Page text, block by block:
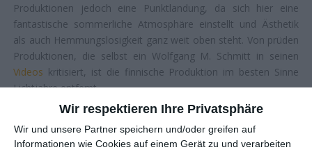
Wir respektieren Ihre Privatsphäre
Wir und unsere Partner speichern und/oder greifen auf
Informationen wie Cookies auf einem Gerät zu und verarbeiten
Produktionen jedoch eine Punktlandung, da sich hier eine
fantastische sommerliche Atmosphäre einstellt und Ästhetik
als auch Hemmungslosigkeit ganz weit oben steht. Von prüden
Produktionen, die selbst ein Wolfgang M. Schmitt in seinen
Videos kritisiert, ist die finnische Produktion im besten Sinne
Lichtjahre entfernt.
OFFEN ZUR INTERPRETATION